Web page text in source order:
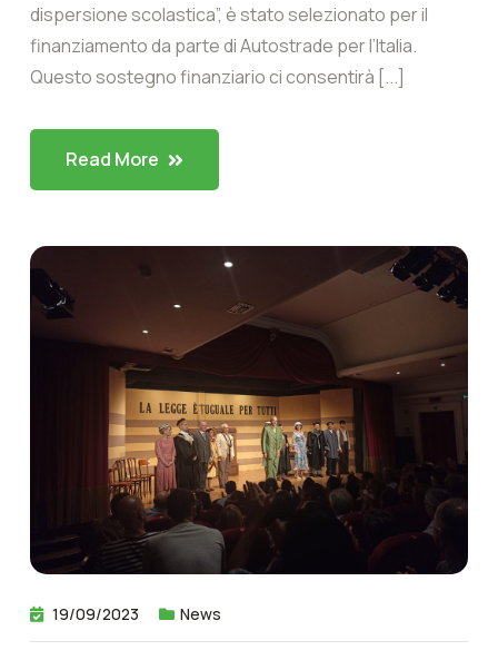
dispersione scolastica”, è stato selezionato per il
finanziamento da parte di Autostrade per l’Italia.
Questo sostegno finanziario ci consentirà [...]
Read More
19/09/2023 News